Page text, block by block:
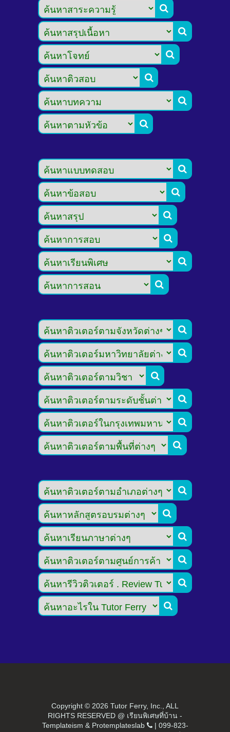
























Copyright © 2026 Tutor Ferry, Inc., ALL
RIGHTS RESERVED @ เรียนพิเศษที่บ้าน -
Templateism & Protemplateslab | 099-823-